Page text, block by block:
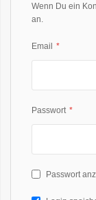
Wenn Du ein
an.
Email
Passwort
Passwort